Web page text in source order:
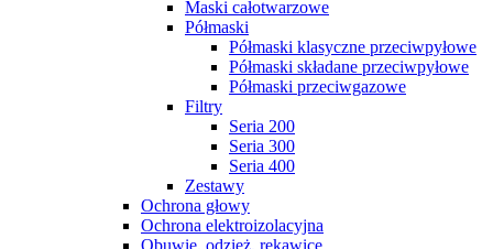
Maski całotwarzowe
Półmaski
Półmaski klasyczne przeciwpyłowe
Półmaski składane przeciwpyłowe
Półmaski przeciwgazowe
Filtry
Seria 200
Seria 300
Seria 400
Zestawy
Ochrona głowy
Ochrona elektroizolacyjna
Obuwie, odzież, rękawice